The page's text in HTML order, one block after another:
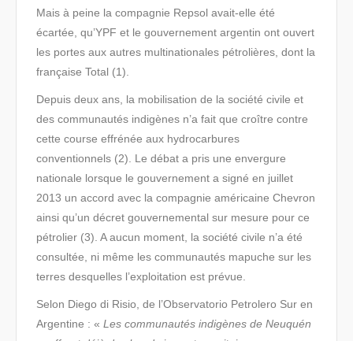
Mais à peine la compagnie Repsol avait-elle été
écartée, qu’YPF et le gouvernement argentin ont ouvert
les portes aux autres multinationales pétrolières, dont la
française Total (1).
Depuis deux ans, la mobilisation de la société civile et
des communautés indigènes n’a fait que croître contre
cette course effrénée aux hydrocarbures
conventionnels (2). Le débat a pris une envergure
nationale lorsque le gouvernement a signé en juillet
2013 un accord avec la compagnie américaine Chevron
ainsi qu’un décret gouvernemental sur mesure pour ce
pétrolier (3). A aucun moment, la société civile n’a été
consultée, ni même les communautés mapuche sur les
terres desquelles l’exploitation est prévue.
Selon Diego di Risio, de l’Observatorio Petrolero Sur en
Argentine : « Les communautés indigènes de Neuquén